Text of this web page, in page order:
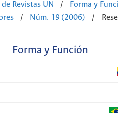
Revistas UN /
Forma y
/ Núm. 19 (2006) /
Forma y Función